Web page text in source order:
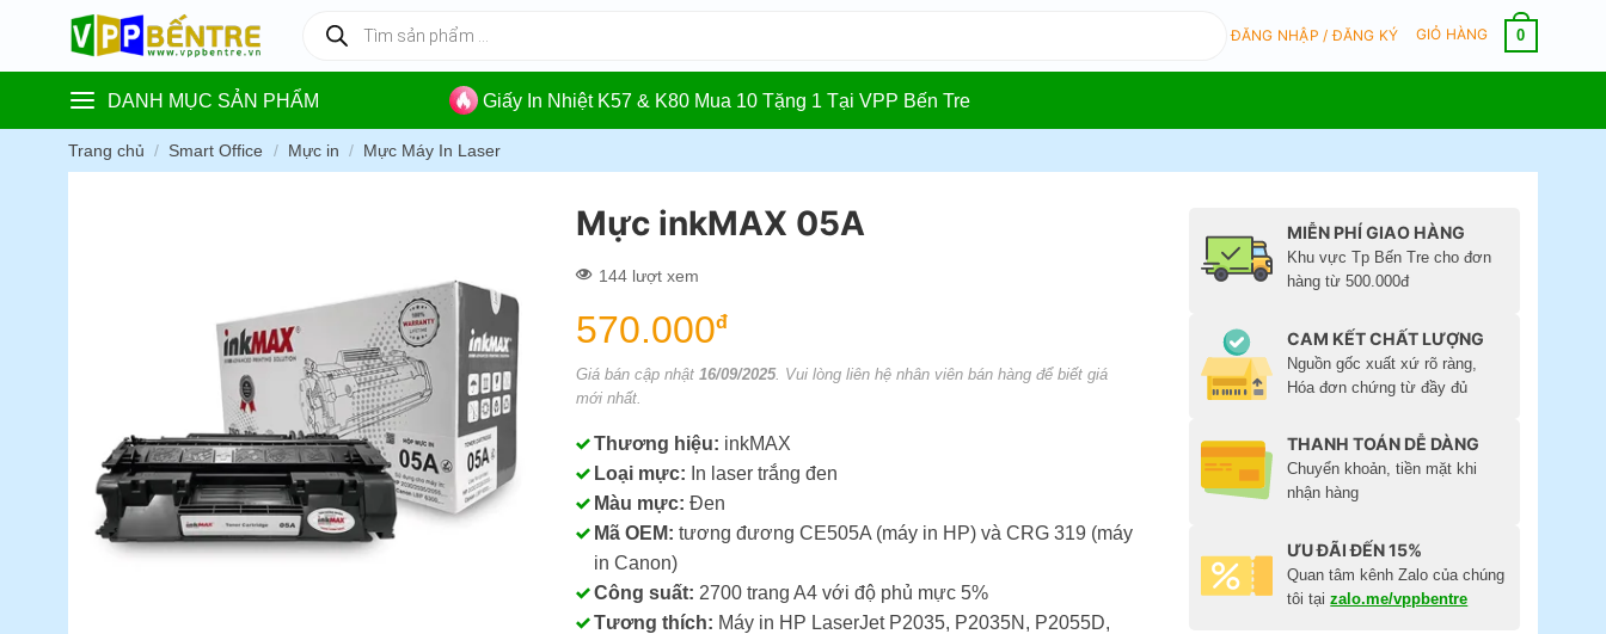
content
kiếm
phẩm
ĐĂNG NHẬP / ĐĂNG KÝ GIỎ HÀNG 0
DANH MỤC SẢN PHẨM Giấy In Nhiệt K57 & K80 Mua 10 Tặng 1 Tại VPP Bến Tre
Trang chủ / Smart Office / Mực in / Mực Máy In Laser
Mực inkMAX 05A
144 lượt xem
570.000đ
Giá bán cập nhật 16/09/2025. Vui lòng liên hệ nhân viên bán hàng để biết giá
mới nhất.
Thương hiệu: inkMAX
Loại mực: In laser trắng đen
Màu mực: Đen
Mã OEM: tương đương CE505A (máy in HP) và CRG 319 (máy
in Canon)
Công suất: 2700 trang A4 với độ phủ mực 5%
Tương thích: Máy in HP LaserJet P2035, P2035N, P2055D,
MIỄN PHÍ GIAO HÀNG
Khu vực Tp Bến Tre cho đơn
hàng từ 500.000đ
CAM KẾT CHẤT LƯỢNG
Nguồn gốc xuất xứ rõ ràng,
Hóa đơn chứng từ đầy đủ
THANH TOÁN DỄ DÀNG
Chuyển khoản, tiền mặt khi
nhận hàng
ƯU ĐÃI ĐẾN 15%
Quan tâm kênh Zalo của chúng
tôi tạizalo.me/vppbentre